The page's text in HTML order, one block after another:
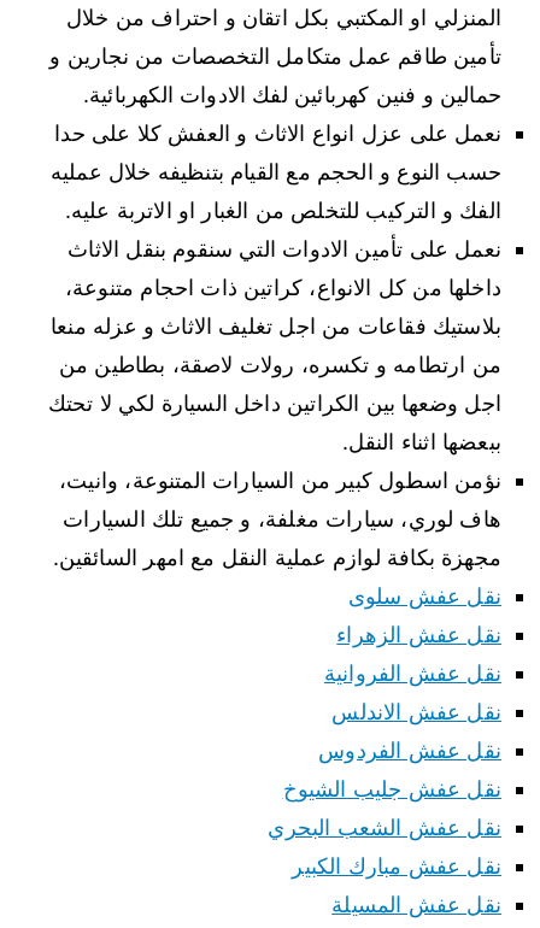
المنزلي او المكتبي بكل اتقان و احتراف من خلال
تأمين طاقم عمل متكامل التخصصات من نجارين و
حمالين و فنين كهربائين لفك الادوات الكهربائية.
نعمل على عزل انواع الاثاث و العفش كلا على حدا
حسب النوع و الحجم مع القيام بتنظيفه خلال عمليه
الفك و التركيب للتخلص من الغبار او الاتربة عليه.
نعمل على تأمين الادوات التي سنقوم بنقل الاثاث
داخلها من كل الانواع، كراتين ذات احجام متنوعة،
بلاستيك فقاعات من اجل تغليف الاثاث و عزله منعا
من ارتطامه و تكسره، رولات لاصقة، بطاطين من
اجل وضعها بين الكراتين داخل السيارة لكي لا تحتك
ببعضها اثناء النقل.
نؤمن اسطول كبير من السيارات المتنوعة، وانيت،
هاف لوري، سيارات مغلفة، و جميع تلك السيارات
مجهزة بكافة لوازم عملية النقل مع امهر السائقين.
نقل عفش سلوى
نقل عفش الزهراء
نقل عفش الفروانية
نقل عفش الاندلس
نقل عفش الفردوس
نقل عفش جليب الشيوخ
نقل عفش الشعب البحري
نقل عفش مبارك الكبير
نقل عفش المسيلة